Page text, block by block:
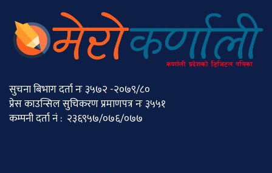
सुचना बिभाग दर्ता नः ३५७२ -२०७९/८०
प्रेस काउन्सिल सुचिकरण प्रमाणपत्र नः ३५५१
कम्पनी दर्ता नं : २३६९५७/०७६/०७७